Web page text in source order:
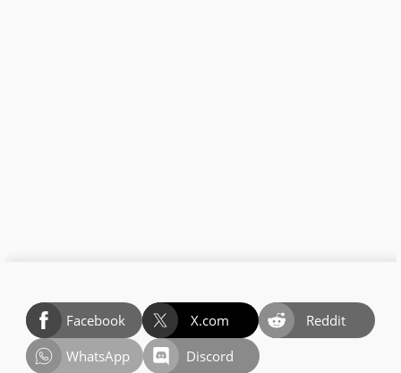
Facebook X.com
Reddit
WhatsApp
Discord